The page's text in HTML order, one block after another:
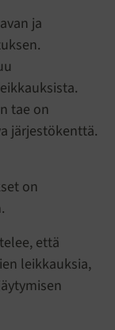
ja
tae on
järjestökenttä.
on
että
leikkauksia,